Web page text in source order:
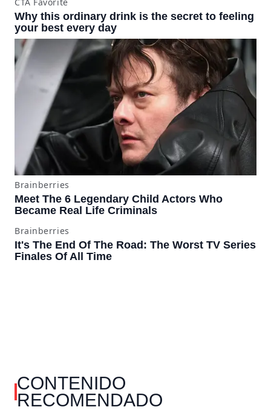
CONTENIDO
RECOMENDADO